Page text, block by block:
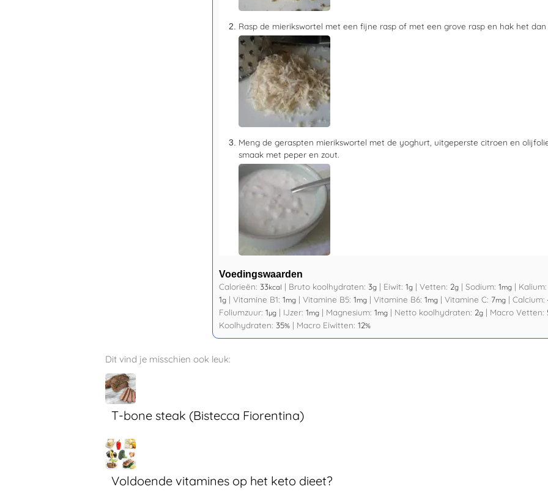
Rasp de mierikswortel met een fijne rasp of met een grove rasp en hak het
Meng de geraspten mierikswortel met de yoghurt, uitgeperste citroen en
smaak met peper en zout.
Voedingswaarden
Calorieën: 33kcal | Bruto koolhydraten: 3g | Eiwit: 1g | Vetten: 2g | Sodium: 1mg | Kalium:
1g | Vitamine B1: 1mg | Vitamine B5: 1mg | Vitamine B6: 1mg | Vitamine C: 7mg | Calcium:
Foliumzuur: 1µg | IJzer: 1mg | Magnesium: 1mg | Netto koolhydraten: 2g | Macro Vetten:
Koolhydraten: 35% | Macro Eiwitten: 12%
Dit vind je misschien ook leuk:
T-bone steak (Bistecca Fiorentina)
Voldoende vitamines op het keto dieet?